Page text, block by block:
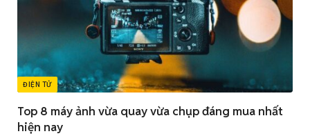
ĐIỆN TỬ
Top 8 máy ảnh vừa quay vừa chụp đáng mua nhất
hiện nay